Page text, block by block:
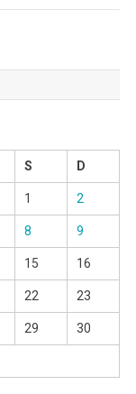
S D
1 2
8 9
15 16
22 23
29 30